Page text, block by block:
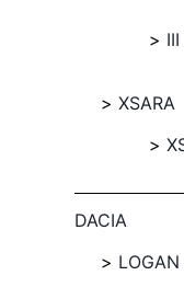
III
XSARA
DACIA
LOGAN